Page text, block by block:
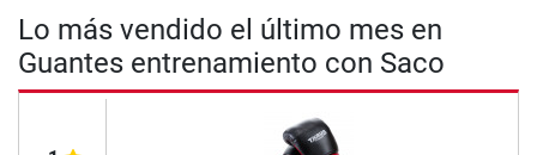
Lo más vendido el último mes en
Guantes entrenamiento con Saco